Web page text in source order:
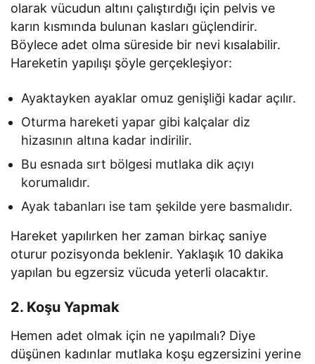
olarak vücudun altını çalıştırdığı için pelvis ve
karın kısmında bulunan kasları güçlendirir.
Böylece adet olma süreside bir nevi kısalabilir.
Hareketin yapılışı şöyle gerçekleşiyor:
Ayaktayken ayaklar omuz genişliği kadar açılır.
Oturma hareketi yapar gibi kalçalar diz
hizasının altına kadar indirilir.
Bu esnada sırt bölgesi mutlaka dik açıyı
korumalıdır.
Ayak tabanları ise tam şekilde yere basmalıdır.
Hareket yapılırken her zaman birkaç saniye
oturur pozisyonda beklenir. Yaklaşık 10 dakika
yapılan bu egzersiz vücuda yeterli olacaktır.
2. Koşu Yapmak
Hemen adet olmak için ne yapılmalı? Diye
düşünen kadınlar mutlaka koşu egzersizini yerine